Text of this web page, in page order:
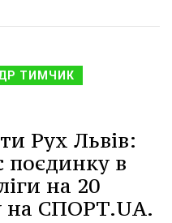
ТИМЧИК
Рух Львів:
поєдинку в
на 20
на СПОРТ.UA.